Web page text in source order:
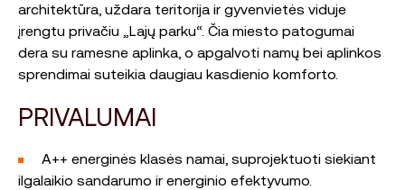
architektūra, uždara teritorija ir gyvenvietės viduje
įrengtu privačiu „Lajų parku“. Čia miesto patogumai
dera su ramesne aplinka, o apgalvoti namų bei aplinkos
sprendimai suteikia daugiau kasdienio komforto.
PRIVALUMAI
A++ energinės klasės namai, suprojektuoti siekiant
ilgalaikio sandarumo ir energinio efektyvumo.